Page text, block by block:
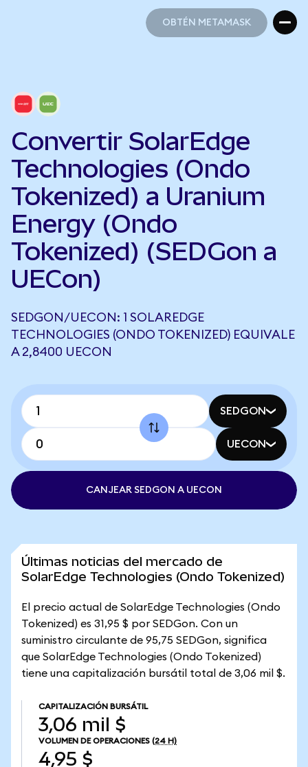
OBTÉN METAMASK
Convertir SolarEdge
Technologies (Ondo
Tokenized) a Uranium
Energy (Ondo
Tokenized) (SEDGon a
UECon)
SEDGON/UECON: 1 SOLAREDGE
TECHNOLOGIES (ONDO TOKENIZED) EQUIVALE
A 2,8400 UECON
SEDGON
UECON
CANJEAR SEDGON A UECON
Últimas noticias del mercado de
SolarEdge Technologies (Ondo Tokenized)
El precio actual de SolarEdge Technologies (Ondo
Tokenized) es 31,95 $ por SEDGon. Con un
suministro circulante de 95,75 SEDGon, significa
que SolarEdge Technologies (Ondo Tokenized)
tiene una capitalización bursátil total de 3,06 mil $.
CAPITALIZACIÓN BURSÁTIL
3,06 mil $
VOLUMEN DE OPERACIONES (24 H)
4,95 $